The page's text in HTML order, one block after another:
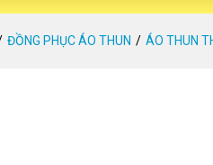
ĐỒNG PHỤC ÁO THUN ÁO THUN